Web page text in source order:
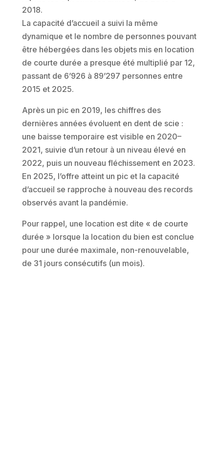
2018.
La capacité d’accueil a suivi la même
dynamique et le nombre de personnes pouvant
être hébergées dans les objets mis en location
de courte durée a presque été multiplié par 12,
passant de 6’926 à 89’297 personnes entre
2015 et 2025.
Après un pic en 2019, les chiffres des
dernières années évoluent en dent de scie :
une baisse temporaire est visible en 2020–
2021, suivie d’un retour à un niveau élevé en
2022, puis un nouveau fléchissement en 2023.
En 2025, l’offre atteint un pic et la capacité
d’accueil se rapproche à nouveau des records
observés avant la pandémie.
Pour rappel, une location est dite « de courte
durée » lorsque la location du bien est conclue
pour une durée maximale, non-renouvelable,
de 31 jours consécutifs (un mois).